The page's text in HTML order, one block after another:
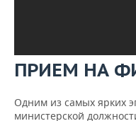
ПРИЕМ НА
Одним из самых ярких
министерской